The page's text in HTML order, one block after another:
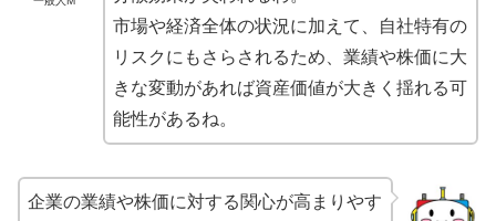
市場や経済全体の状況に加えて、自社特有の
リスクにもさらされるため、業績や株価に大
きな変動があれば資産価値が大きく揺れる可
能性があるね。
企業の業績や株価に対する関心が高まりやす